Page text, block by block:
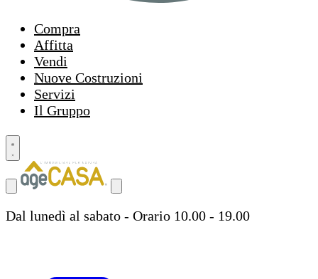
Compra
Affitta
Vendi
Nuove Costruzioni
Servizi
Il Gruppo
Dal lunedì al sabato - Orario 10.00 - 19.00